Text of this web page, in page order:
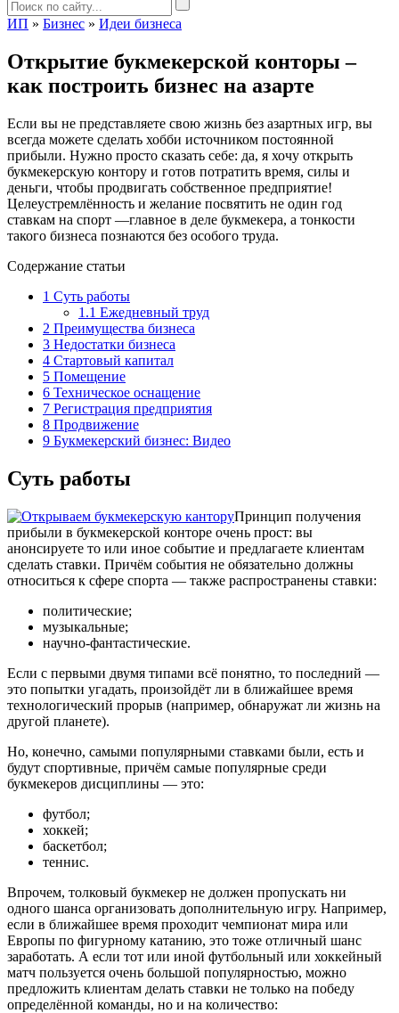
ИП » Бизнес » Идеи бизнеса
Открытие букмекерской конторы –
как построить бизнес на азарте
Если вы не представляете свою жизнь без азартных игр, вы
всегда можете сделать хобби источником постоянной
прибыли. Нужно просто сказать себе: да, я хочу открыть
букмекерскую контору и готов потратить время, силы и
деньги, чтобы продвигать собственное предприятие!
Целеустремлённость и желание посвятить не один год
ставкам на спорт —главное в деле букмекера, а тонкости
такого бизнеса познаются без особого труда.
Содержание статьи
1 Суть работы
1.1 Ежедневный труд
2 Преимущества бизнеса
3 Недостатки бизнеса
4 Стартовый капитал
5 Помещение
6 Техническое оснащение
7 Регистрация предприятия
8 Продвижение
9 Букмекерский бизнес: Видео
Суть работы
Принцип получения
прибыли в букмекерской конторе очень прост: вы
анонсируете то или иное событие и предлагаете клиентам
сделать ставки. Причём события не обязательно должны
относиться к сфере спорта — также распространены ставки:
политические;
музыкальные;
научно-фантастические.
Если с первыми двумя типами всё понятно, то последний —
это попытки угадать, произойдёт ли в ближайшее время
технологический прорыв (например, обнаружат ли жизнь на
другой планете).
Но, конечно, самыми популярными ставками были, есть и
будут спортивные, причём самые популярные среди
букмекеров дисциплины — это:
футбол;
хоккей;
баскетбол;
теннис.
Впрочем, толковый букмекер не должен пропускать ни
одного шанса организовать дополнительную игру. Например,
если в ближайшее время проходит чемпионат мира или
Европы по фигурному катанию, это тоже отличный шанс
заработать. А если тот или иной футбольный или хоккейный
матч пользуется очень большой популярностью, можно
предложить клиентам делать ставки не только на победу
определённой команды, но и на количество: